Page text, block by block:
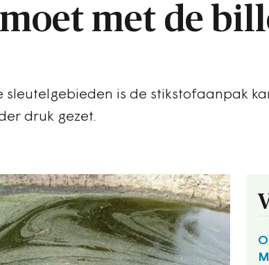
met de
is de stikstofaanpak
druk gezet.